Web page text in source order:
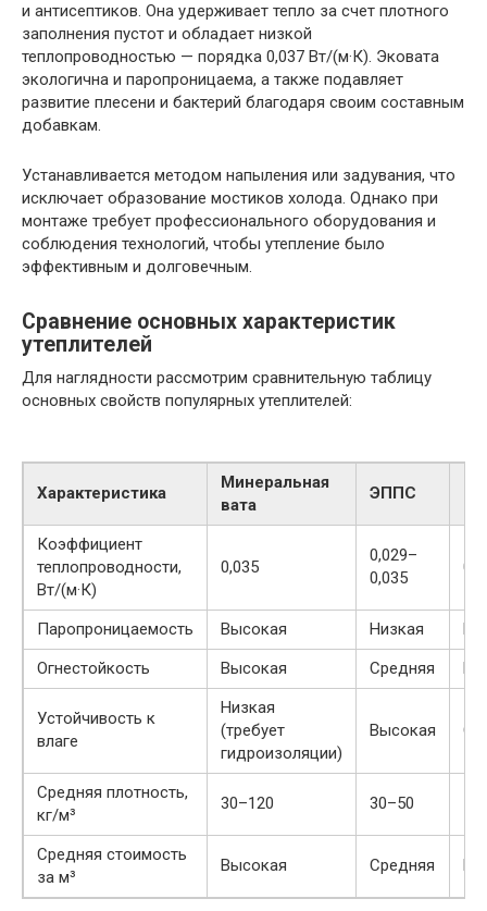
и антисептиков. Она удерживает тепло за счет плотного
заполнения пустот и обладает низкой
теплопроводностью — порядка 0,037 Вт/(м·К). Эковата
экологична и паропроницаема, а также подавляет
развитие плесени и бактерий благодаря своим составным
добавкам.
Устанавливается методом напыления или задувания, что
исключает образование мостиков холода. Однако при
монтаже требует профессионального оборудования и
соблюдения технологий, чтобы утепление было
эффективным и долговечным.
Сравнение основных характеристик
утеплителей
Для наглядности рассмотрим сравнительную таблицу
основных свойств популярных утеплителей:
Характеристика
Минеральная
вата
ЭППС
Коэффициент
теплопроводности,
Вт/(м·К)
0,035
0,029–
0,035
Паропроницаемость Высокая Низкая
Огнестойкость
Высокая Средняя
Устойчивость к
влаге
Низкая
(требует
гидроизоляции)
Высокая
Средняя плотность,
кг/м³
30–120 30–50
Средняя стоимость
за м³
Высокая Средняя